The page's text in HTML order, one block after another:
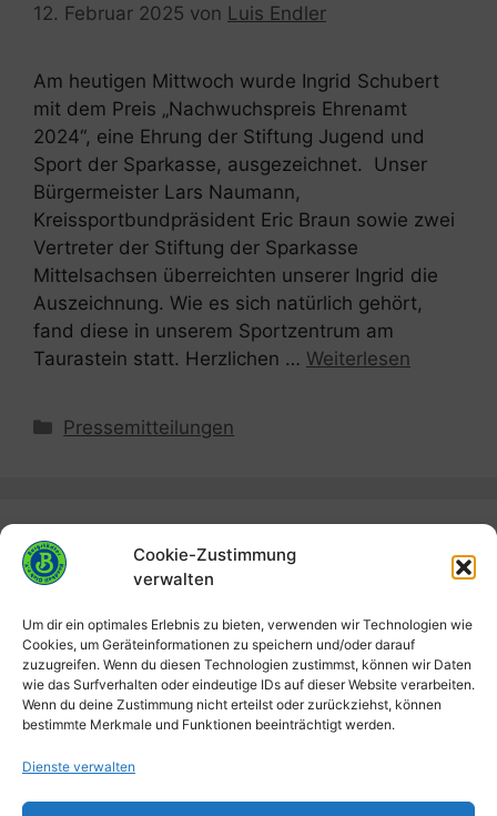
Cookie-Zustimmung
verwalten
Um dir ein optimales Erlebnis zu bieten, verwenden wir Technologien wie
Cookies, um Geräteinformationen zu speichern und/oder darauf
zuzugreifen. Wenn du diesen Technologien zustimmst, können wir Daten
wie das Surfverhalten oder eindeutige IDs auf dieser Website verarbeiten.
Wenn du deine Zustimmung nicht erteilst oder zurückziehst, können
bestimmte Merkmale und Funktionen beeinträchtigt werden.
Dienste verwalten
12. Februar 2025 von Luis Endler
Am heutigen Mittwoch wurde Ingrid Schubert
mit dem Preis „Nachwuchspreis Ehrenamt
2024“, eine Ehrung der Stiftung Jugend und
Sport der Sparkasse, ausgezeichnet. Unser
Bürgermeister Lars Naumann,
Kreissportbundpräsident Eric Braun sowie zwei
Vertreter der Stiftung der Sparkasse
Mittelsachsen überreichten unserer Ingrid die
Auszeichnung. Wie es sich natürlich gehört,
fand diese in unserem Sportzentrum am
Taurastein statt. Herzlichen … Weiterlesen
Kategorien
Pressemitteilungen
Filter
Kategorien
Suchen